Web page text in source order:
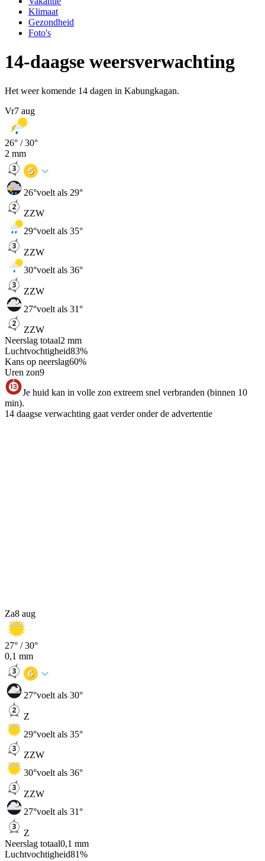
Klimaat
Gezondheid
Foto's
14-daagse weersverwachting
Het weer komende 14 dagen in Kabungkagan.
Vr7 aug
26° /30°
2 mm
26°voelt als 29°
ZZW
29°voelt als 35°
ZZW
30°voelt als 36°
ZZW
27°voelt als 31°
ZZW
Neerslag totaal2 mm
Luchtvochtigheid83%
Kans op neerslag60%
Uren zon9
Je huid kan in volle zon extreem snel verbranden (binnen 10
min).
14 daagse verwachting gaat verder onder de advertentie
Za8 aug
27° /30°
0,1 mm
27°voelt als 30°
Z
29°voelt als 35°
ZZW
30°voelt als 36°
ZZW
27°voelt als 31°
Z
Neerslag totaal0,1 mm
Luchtvochtigheid81%